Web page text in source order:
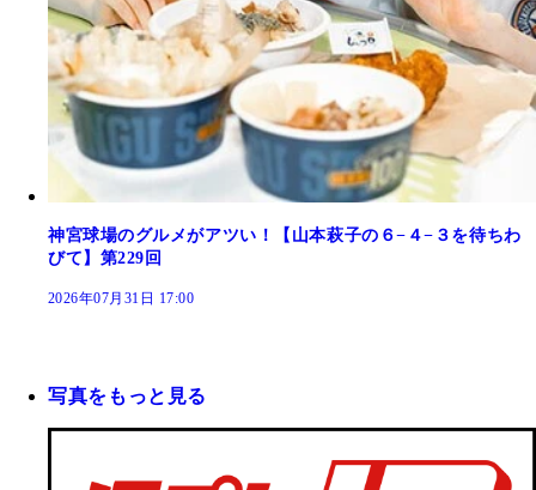
神宮球場のグルメがアツい！【山本萩子の６−４−３を待ちわ
びて】第229回
2026年07月31日 17:00
写真をもっと見る